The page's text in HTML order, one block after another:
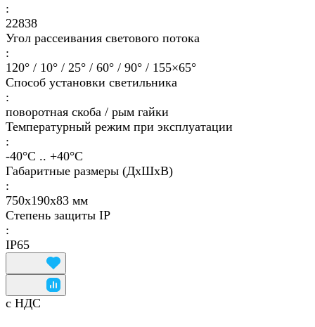
:
22838
Угол рассеивания светового потока
:
120° / 10° / 25° / 60° / 90° / 155×65°
Способ установки светильника
:
поворотная скоба / рым гайки
Температурный режим при эксплуатации
:
-40°С .. +40°C
Габаритные размеры (ДхШхВ)
:
750х190х83 мм
Степень защиты IP
:
IP65
с НДС